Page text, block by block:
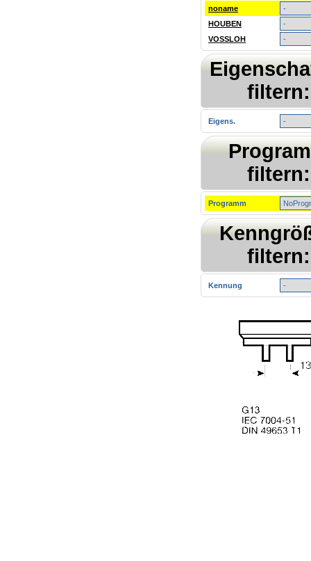
noname
HOUBEN
VOSSLOH
filtern:
Eigens.
filtern:
Programm
filtern:
Kennung